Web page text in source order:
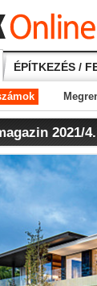
ÉPÍTKEZÉS /
2021/